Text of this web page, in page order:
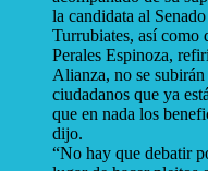
la candidata al
Turrubiates, así como
Perales Espinoza,
Alianza, no se
ciudadanos que ya
que en nada los
dijo.
“No hay que debatir